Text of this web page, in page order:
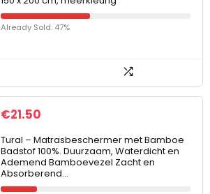
Already Sold: 47%
€21.50
Tural – Matrasbeschermer met Bamboe
Badstof 100%. Duurzaam, Waterdicht en
Ademend Bamboevezel Zacht en
Absorberend…